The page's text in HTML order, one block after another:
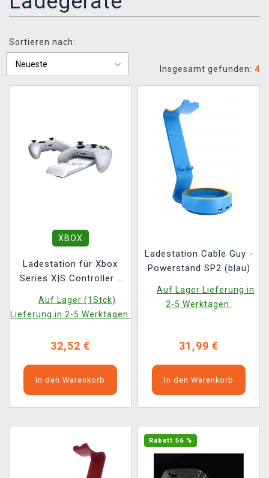
XZONE CLUB
Sortieren nach:
Insgesamt gefunden: 4
XBOX
Ladestation für Xbox
Series X|S Controller -
Auf Lager (1Stck)
Lieferung in 2-5 Werktagen.
32,52 €
In den Warenkorb
Ladestation Cable Guy -
Powerstand SP2 (blau)
Auf Lager Lieferung in
2-5 Werktagen.
31,99 €
In den Warenkorb
Rabatt 56 %